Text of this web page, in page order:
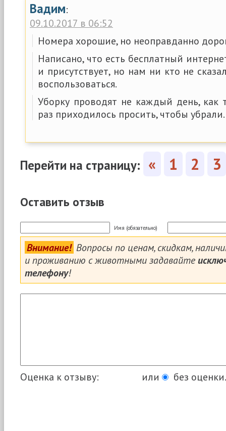
Вадим:
09.10.2017 в 06:52
Номера хорошие, но неоправданно
Написано, что есть бесплатный
и присутствует, но нам ни кто не
воспользоваться.
Уборку проводят не каждый день, как
раз приходилось просить, чтобы убрали.
Перейти на страницу: « 1 2 3
Оставить отзыв
Имя (обязательно)
Внимание! Вопросы по ценам, скидкам,
и проживанию с животными задавайте
телефону!
Оценка к отзыву: или без оценки.